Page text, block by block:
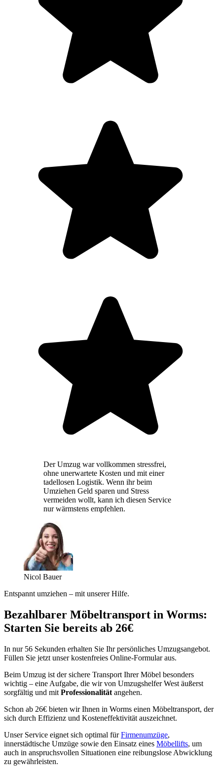
Der Umzug war vollkommen stressfrei,
ohne unerwartete Kosten und mit einer
tadellosen Logistik. Wenn ihr beim
Umziehen Geld sparen und Stress
vermeiden wollt, kann ich diesen Service
nur wärmstens empfehlen.
Nicol Bauer
Entspannt umziehen – mit unserer Hilfe.
Bezahlbarer Möbeltransport in Worms:
Starten Sie bereits ab 26€
In nur 56 Sekunden erhalten Sie Ihr persönliches Umzugsangebot.
Füllen Sie jetzt unser kostenfreies Online-Formular aus.
Beim Umzug ist der sichere Transport Ihrer Möbel besonders
wichtig – eine Aufgabe, die wir von Umzugshelfer West äußerst
sorgfältig und mit Professionalität angehen.
Schon ab 26€ bieten wir Ihnen in Worms einen Möbeltransport, der
sich durch Effizienz und Kosteneffektivität auszeichnet.
Unser Service eignet sich optimal fürFirmenumzüge,
innerstädtische Umzüge sowie den Einsatz eines Möbellifts, um
auch in anspruchsvollen Situationen eine reibungslose Abwicklung
zu gewährleisten.